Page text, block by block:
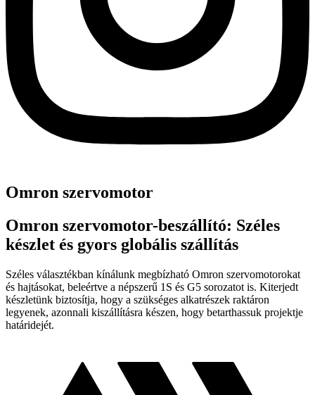
Omron szervomotor
Omron szervomotor-beszállító: Széles
készlet és gyors globális szállítás
Széles választékban kínálunk megbízható Omron szervomotorokat
és hajtásokat, beleértve a népszerű 1S és G5 sorozatot is. Kiterjedt
készletünk biztosítja, hogy a szükséges alkatrészek raktáron
legyenek, azonnali kiszállításra készen, hogy betarthassuk projektje
határidejét.